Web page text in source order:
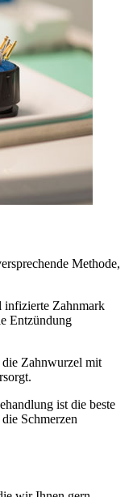
Methode,
infizierte Zahnmark
Entzündung
Zahnwurzel mit
ist die beste
Schmerzen